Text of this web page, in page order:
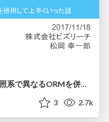
DDD x CQRS - 更新系と参照系で異なるORMを併用して上手くいった話
3 2.7k